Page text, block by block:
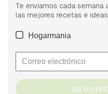
Te enviamos cada
las mejores recetas e ideas.
Hogarmania
ME